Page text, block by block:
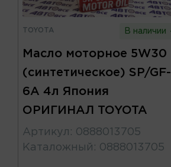
TOYOTA В наличии
Масло моторное 5W30
(синтетическое) SP/GF-
6A 4л Япония
ОРИГИНАЛ TOYOTA
Артикул : 0888013705
Каталожный : 0888013705